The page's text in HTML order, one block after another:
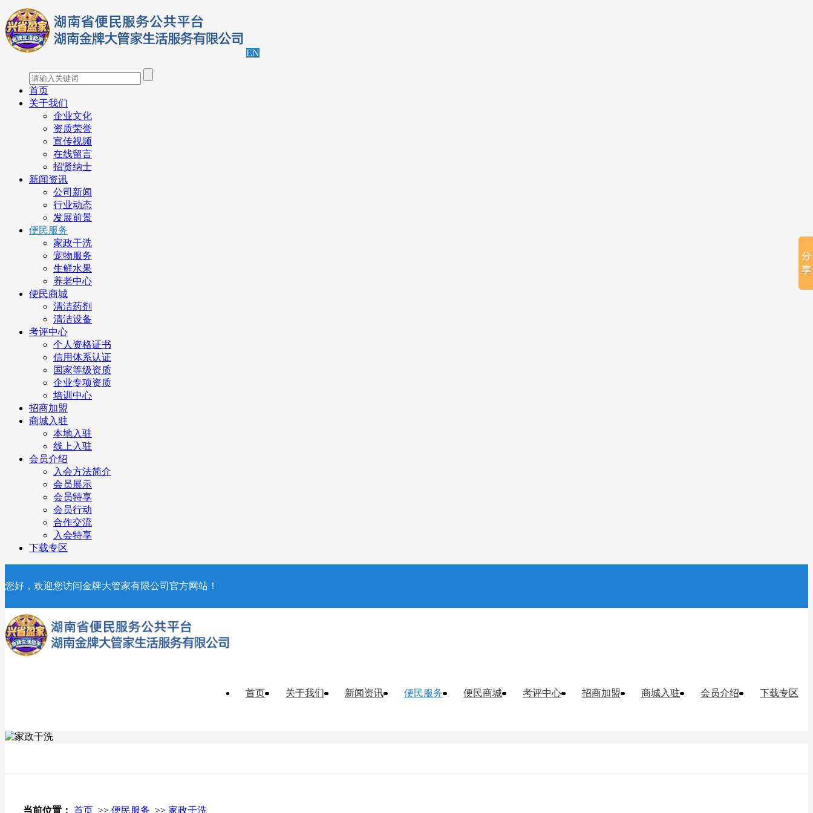
EN
首页
关于我们
企业文化
资质荣誉
宣传视频
在线留言
招贤纳士
新闻资讯
公司新闻
行业动态
发展前景
便民服务
家政干洗
宠物服务
生鲜水果
养老中心
便民商城
清洁药剂
清洁设备
考评中心
个人资格证书
信用体系认证
国家等级资质
企业专项资质
培训中心
招商加盟
商城入驻
本地入驻
线上入驻
会员介绍
入会方法简介
会员展示
会员特享
会员行动
合作交流
入会特享
下载专区
您好，欢迎您访问金牌大管家有限公司官方网站！
首页 关于我们 新闻资讯 便民服务 便民商城 考评中心 招商加盟 商城入驻 会员介绍 下载专区
当前位置： 首页 >> 便民服务 >> 家政干洗